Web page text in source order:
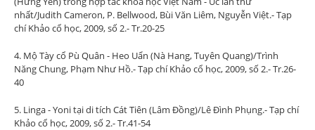
nhất/Judith Cameron, P. Bellwood, Bùi Văn Liêm, Nguyễn Việt.- Tạp
chí Khảo cổ học, 2009, số 2.- Tr.20-25
4. Mộ Tày cổ Pù Quân - Heo Uẩn (Nà Hang, Tuyên Quang)/Trình
Năng Chung, Phạm Như Hồ.- Tạp chí Khảo cổ học, 2009, số 2.- Tr.26-
40
5. Linga - Yoni tại di tích Cát Tiên (Lâm Đồng)/Lê Đình Phụng.- Tạp chí
Khảo cổ học, 2009, số 2.- Tr.41-54